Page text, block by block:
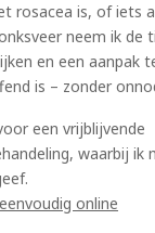
rosacea is, of iets
neem ik de
en een aanpak
is – zonder
een vrijblijvende
waarbij ik
online